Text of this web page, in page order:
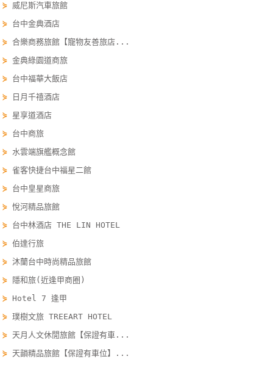
客
滿
意
度
訂
單
管
會
帳
戶
服
聯
絡
單
⋟ 威尼斯汽車旅館
⋟ 台中金典酒店
⋟合樂商務旅館【寵物友善旅店...
⋟金典綠園道商旅
⋟ 台中福華大飯店
⋟
日月千禧酒店
⋟ 星享道酒店
⋟ 台中商旅
⋟ 水雲端旗艦概念館
⋟雀客快捷台中福星二館
⋟ 台中皇星商旅
⋟悅河精品旅館
⋟ 台中林酒店 THE LIN HOTEL
⋟伯達行旅
⋟沐蘭台中時尚精品旅館
⋟
隱和旅(近逢甲商圈)
⋟ Hotel 7 逢甲
⋟璞樹文旅 TREEART HOTEL
⋟天月人文休閒旅館【保證有車...
⋟天韻精品旅館【保證有車位】...